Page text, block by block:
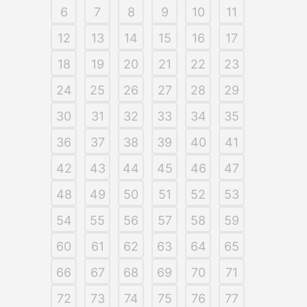
6 7 8 9 10
11
12
13 14 15 16
17
18
19 20 21 22
23
24
25 26 27 28
29
30
31 32 33 34
35
36
37 38 39 40
41
42
43 44 45 46
47
48
49 50 51 52
53
54
55 56 57 58
59
60
61 62 63 64
65
66
67 68 69 70
71
72
73 74 75 76
77